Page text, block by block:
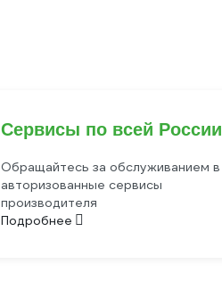
Сервисы по всей России
Обращайтесь за обслуживанием в
авторизованные сервисы
производителя
Подробнее